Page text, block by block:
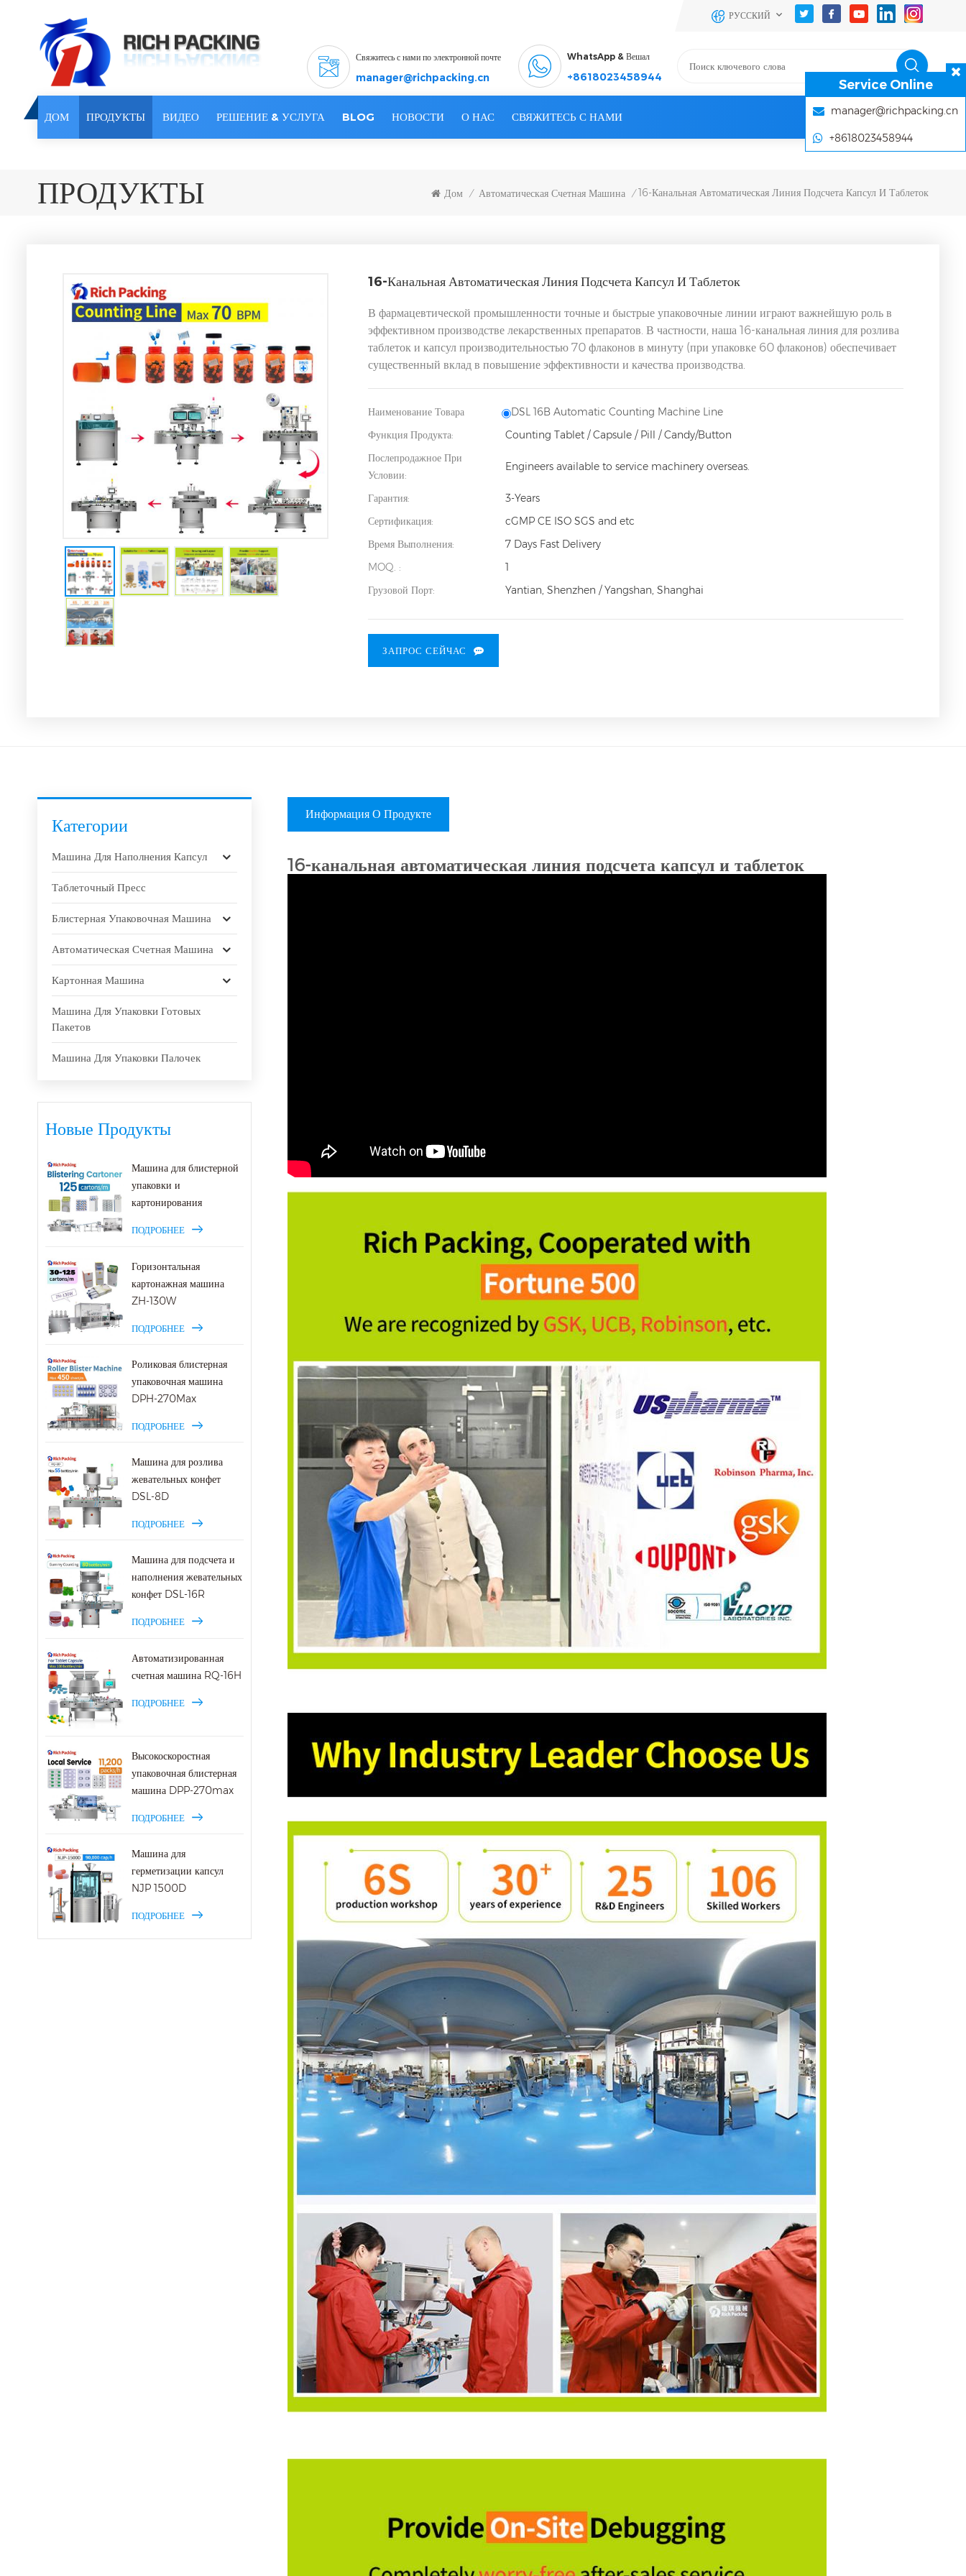
РУССКИЙ
Свяжитесь с нами по электронной почте
manager@richpacking.cn
WhatsApp & Вешал
+8618023458944
ДОМ ПРОДУКТЫ ВИДЕО РЕШЕНИЕ & УСЛУГА BLOG НОВОСТИ О НАС СВЯЖИТЕСЬ С НАМИ
ПРОДУКТЫ Дом / Автоматическая Счетная Машина / 16-Канальная Автоматическая Линия Подсчета Капсул И Таблеток
16-Канальная Автоматическая Линия Подсчета Капсул И Таблеток
В фармацевтической промышленности точные и быстрые упаковочные линии играют важнейшую роль в
эффективном производстве лекарственных препаратов. В частности, наша 16-канальная линия для розлива
таблеток и капсул производительностью 70 флаконов в минуту (при упаковке 60 флаконов) обеспечивает
существенный вклад в повышение эффективности и качества производства.
Наименование Товара
DSL 16B Automatic Counting Machine Line
Функция Продукта:
Counting Tablet / Capsule / Pill / Candy/Button
Послепродажное При
Условии:
Engineers available to service machinery overseas.
Гарантия:
3-Years
Сертификация:
cGMP CE ISO SGS and etc
Время Выполнения:
7 Days Fast Delivery
MOQ. :
1
Грузовой Порт:
Yantian, Shenzhen / Yangshan, Shanghai
ЗАПРОС СЕЙЧАС
Категории
Машина Для Наполнения Капсул
Таблеточный Пресс
Блистерная Упаковочная Машина
Автоматическая Счетная Машина
Картонная Машина
Машина Для Упаковки Готовых
Пакетов
Машина Для Упаковки Палочек
Новые Продукты
Машина для блистерной
упаковки и
картонирования
ПОДРОБНЕЕ
Горизонтальная
картонажная машина
ZH-130W
ПОДРОБНЕЕ
Роликовая блистерная
упаковочная машина
DPH-270Max
ПОДРОБНЕЕ
Машина для розлива
жевательных конфет
DSL-8D
ПОДРОБНЕЕ
Машина для подсчета и
наполнения жевательных
конфет DSL-16R
ПОДРОБНЕЕ
Автоматизированная
счетная машина RQ-16H
ПОДРОБНЕЕ
Высокоскоростная
упаковочная блистерная
машина DPP-270max
ПОДРОБНЕЕ
Машина для
герметизации капсул
NJP 1500D
ПОДРОБНЕЕ
Информация О Продукте
16-канальная автоматическая линия подсчета капсул и таблеток
Service Online
manager@richpacking.cn
+8618023458944